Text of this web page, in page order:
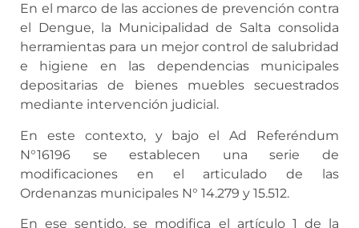
En el marco de las acciones de prevención contra
el Dengue, la Municipalidad de Salta consolida
herramientas para un mejor control de salubridad
e higiene en las dependencias municipales
depositarias de bienes muebles secuestrados
mediante intervención judicial.
En este contexto, y bajo el Ad Referéndum
N°16196 se establecen una serie de
modificaciones en el articulado de las
Ordenanzas municipales N° 14.279 y 15.512.
En ese sentido, se modifica el artículo 1 de la